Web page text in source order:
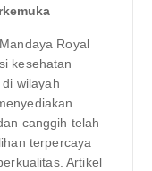
Royal
kesehatan
wilayah
canggih telah
terpercaya
Artikel